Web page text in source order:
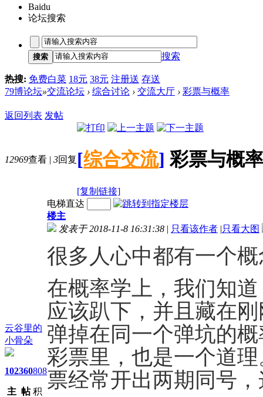
Baidu
论坛搜索
搜索 搜索
热搜: 免费白菜 18元 38元 注册送 存送
79博论坛»交流论坛 › 综合讨论 › 交流大厅 › 彩票与概率
返回列表 发帖
12969查看 | 3回复 [综合交流] 彩票与概率
[复制链接]
云谷里的
小骨朵
102
主
360
帖
808
积
电梯直达
楼主
发表于 2018-11-8 16:31:38 | 只看该作者 |只看大图
很多人心中都有一个
在概率学上，我们知
应该趴下，并且藏在
弹掉在同一个弹坑的
彩票里，也是一个道
票经常开出两期同号